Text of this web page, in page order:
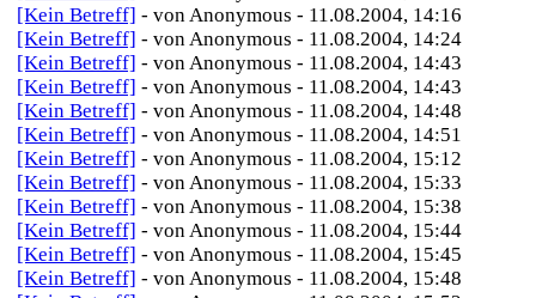
[Kein Betreff] - von Anonymous - 11.08.2004, 14:16
[Kein Betreff] - von Anonymous - 11.08.2004, 14:24
[Kein Betreff] - von Anonymous - 11.08.2004, 14:43
[Kein Betreff] - von Anonymous - 11.08.2004, 14:43
[Kein Betreff] - von Anonymous - 11.08.2004, 14:48
[Kein Betreff] - von Anonymous - 11.08.2004, 14:51
[Kein Betreff] - von Anonymous - 11.08.2004, 15:12
[Kein Betreff] - von Anonymous - 11.08.2004, 15:33
[Kein Betreff] - von Anonymous - 11.08.2004, 15:38
[Kein Betreff] - von Anonymous - 11.08.2004, 15:44
[Kein Betreff] - von Anonymous - 11.08.2004, 15:45
[Kein Betreff] - von Anonymous - 11.08.2004, 15:48